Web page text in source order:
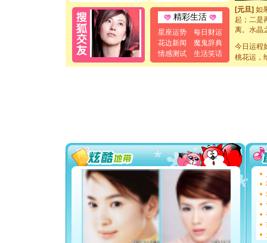
精彩生活
星座运势
每日财运
花边新闻
魔鬼辞典
情感测试
生活笑话
[元旦] 如
起；二是
离。水晶
[元旦] 当
泣，这痛
卖了。水
[春节]风
要平安！
[圣诞节]
能正大光
都要快乐
[圣诞节]
如意,快
[元旦]
看
断电。
你是我
[元旦] 如
今日运程
桃花运，